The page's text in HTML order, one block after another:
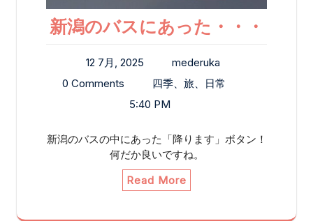
新潟のバスにあった・・・
12 7月, 2025
mederuka
0 Comments
四季、旅、日常
5:40 PM
新潟のバスの中にあった「降ります」ボタン！
何だか良いですね。
Read More